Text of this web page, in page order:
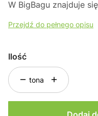
W BigBagu znajduje
Przejdź do pełnego opisu
Ilość
tona